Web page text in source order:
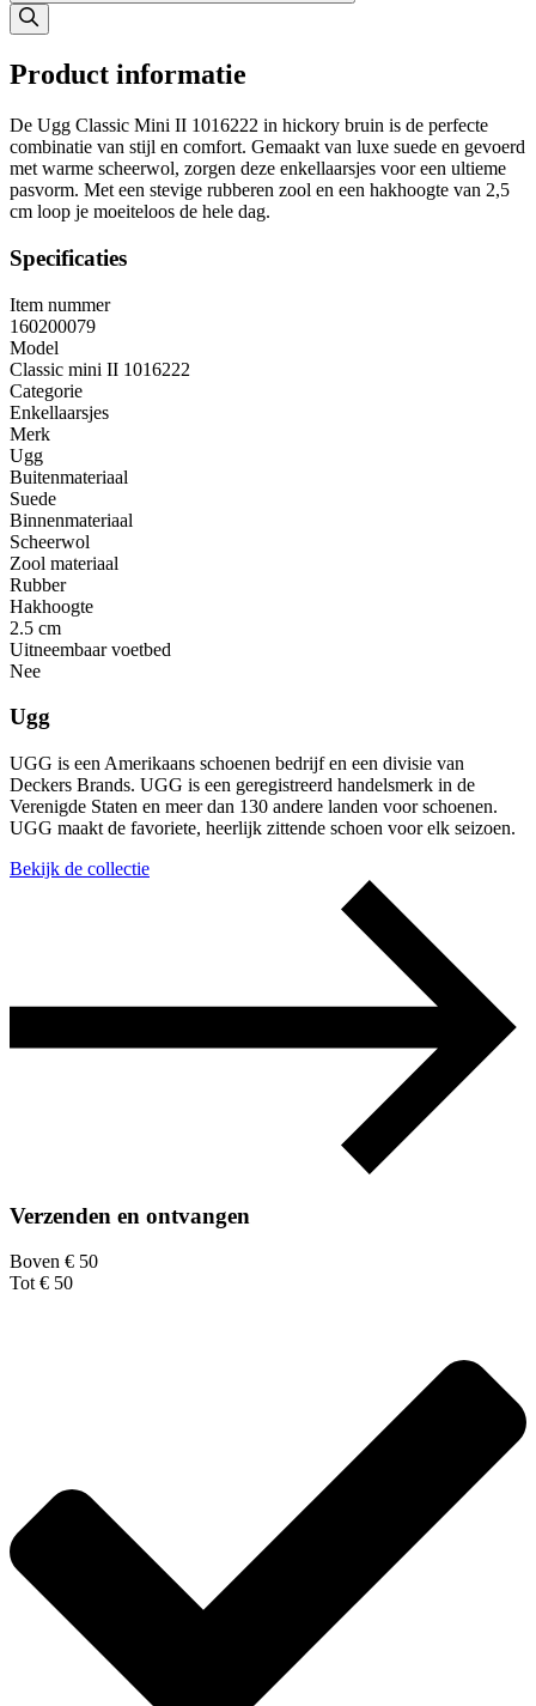
Product informatie
De Ugg Classic Mini II 1016222 in hickory bruin is de perfecte
combinatie van stijl en comfort. Gemaakt van luxe suede en gevoerd
met warme scheerwol, zorgen deze enkellaarsjes voor een ultieme
pasvorm. Met een stevige rubberen zool en een hakhoogte van 2,5
cm loop je moeiteloos de hele dag.
Specificaties
Item nummer
160200079
Model
Classic mini II 1016222
Categorie
Enkellaarsjes
Merk
Ugg
Buitenmateriaal
Suede
Binnenmateriaal
Scheerwol
Zool materiaal
Rubber
Hakhoogte
2.5 cm
Uitneembaar voetbed
Nee
Ugg
UGG is een Amerikaans schoenen bedrijf en een divisie van
Deckers Brands. UGG is een geregistreerd handelsmerk in de
Verenigde Staten en meer dan 130 andere landen voor schoenen.
UGG maakt de favoriete, heerlijk zittende schoen voor elk seizoen.
Bekijk de collectie
Verzenden en ontvangen
Boven € 50
Tot € 50